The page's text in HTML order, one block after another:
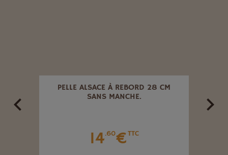
PELLE ALSACE À REBORD 28 CM
SANS MANCHE.
14.60€TTC